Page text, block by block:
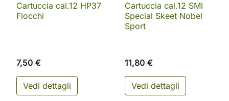
Cartuccia cal.12 HP37
Fiocchi
7,50 €
Vedi dettagli
Cartuccia cal.12 SMI
Special Skeet Nobel
Sport
11,80 €
Vedi dettagli